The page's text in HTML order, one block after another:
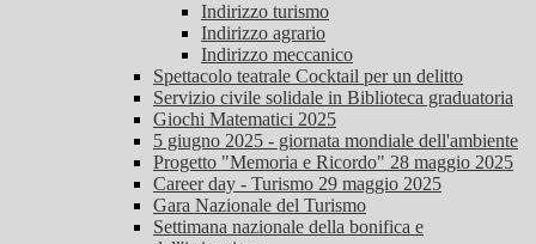
Indirizzo turismo
Indirizzo agrario
Indirizzo meccanico
Spettacolo teatrale Cocktail per un delitto
Servizio civile solidale in Biblioteca graduatoria
Giochi Matematici 2025
5 giugno 2025 - giornata mondiale dell'ambiente
Progetto "Memoria e Ricordo" 28 maggio 2025
Career day - Turismo 29 maggio 2025
Gara Nazionale del Turismo
Settimana nazionale della bonifica e